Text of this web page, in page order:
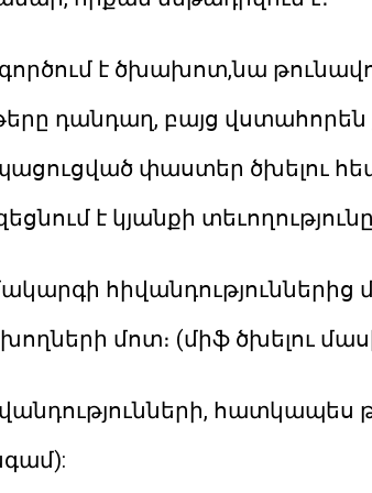
է ծխախոտ,նա
դանդաղ, բայց վստահորեն
փաստեր ծխելու
է կյանքի
հիվանդություններից
մոտ։ (միֆ ծխելու
հատկապես